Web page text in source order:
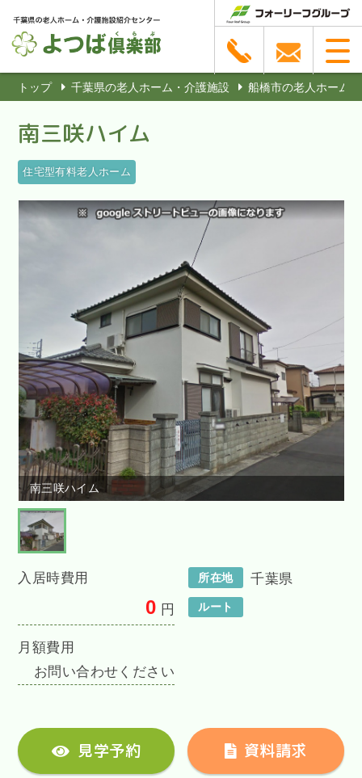
トップ 千葉県の老人ホーム・介護施設 船橋市の老人ホーム
南三咲ハイム
住宅型有料老人ホーム
南三咲ハイム
入居時費用
0 円
月額費用
お問い合わせください
所在地 千葉県
ルート
見学予約 資料請求